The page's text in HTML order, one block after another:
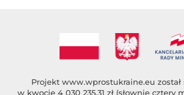
Projekt www.wprostukraine.eu
w kwocie 4 030 235,31 zł (słownie cztery